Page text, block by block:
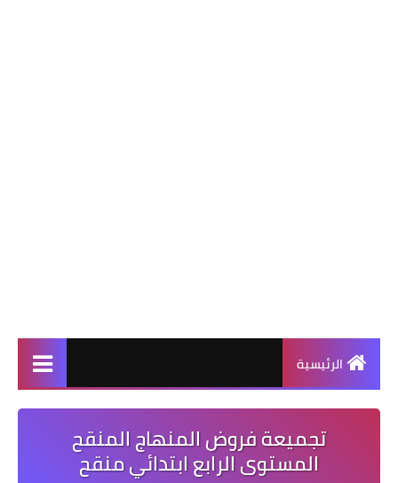
الرئيسية
تجميعة فروض المنهاج المنقح
المستوى الرابع ابتدائي منقح